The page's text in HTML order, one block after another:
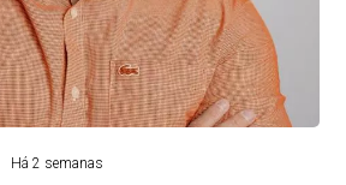
Há 2 semanas